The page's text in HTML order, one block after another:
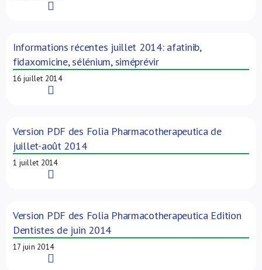
Informations récentes juillet 2014: afatinib,
fidaxomicine, sélénium, siméprévir
16 juillet 2014
Version PDF des Folia Pharmacotherapeutica de
juillet-août 2014
1 juillet 2014
Version PDF des Folia Pharmacotherapeutica Edition
Dentistes de juin 2014
17 juin 2014